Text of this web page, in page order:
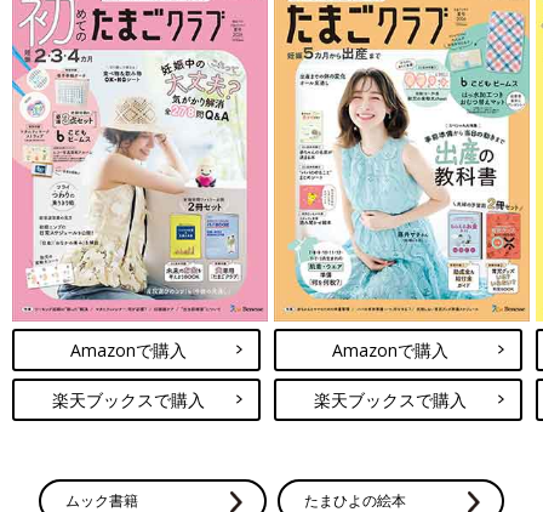
かわいいものが大好きな娘は、かなり集中して作っていました。
義手でゴムを持って、左手でゴムにビーズを通す作業が楽しかっ
たようで、できあがったブレスレットは今でもとってもお気に入
りです。
作業療法士の先生たちは、それぞれの子どもの興味に合わせて訓
練の内容を考えてくれます。紙で作る工作キットが好きな子に
は、そういう道具を使った訓練をしてくれています」（由梨香さ
ん）
「最近は、はさみで画用紙を切るときも義手の右手で紙を持っ
て、左手にはさみを持って切っています。義手を使わないと、腕
に紙をはさんで切るのがやりにくそうでしたが、義手があると両
腕に適度な距離ができてやりやすそうです。
遊び以外でも最近では日常生活にも義手を使っていて、食事は毎
るとずいぶん食べやすいようです」（佑太さん）
Amazonで購入
楽天ブックスで購入
Amazonで購入
楽天ブックスで購入
ムック書籍 たまひよの絵本